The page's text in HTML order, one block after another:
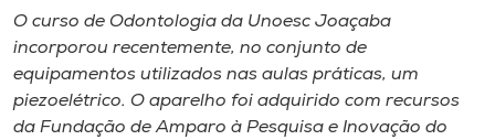
CPA
Biblioteca
O curso de Odontologia da Unoesc Joaçaba
incorporou recentemente, no conjunto de
equipamentos utilizados nas aulas práticas, um
piezoelétrico. O aparelho foi adquirido com recursos
da Fundação de Amparo à Pesquisa e Inovação do